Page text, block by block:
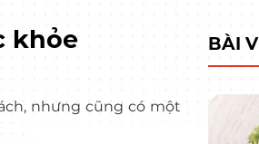
khỏe
nhưng cũng có một
BÀI